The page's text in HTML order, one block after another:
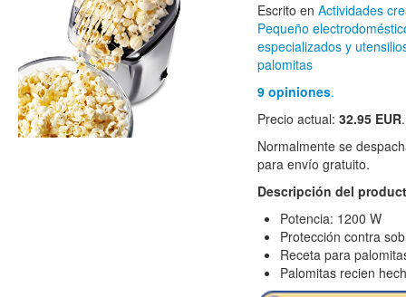
Escrito en Actividades
Pequeño
especializados y
palomitas
9 opiniones.
Precio actual: 32.95 EUR
Normalmente se
para envío gratuito.
Descripción del
Potencia: 1200 W
Protección contra
Receta para
Palomitas recien